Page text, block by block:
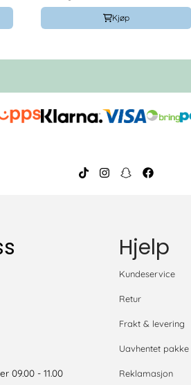
Kjøp
09.00 - 11.00
Hjelp
Kundeservice
Retur
Frakt & levering
Uavhentet pakke
Reklamasjon